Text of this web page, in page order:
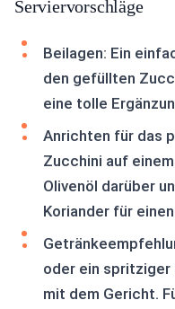
Serviervorschläge
Beilagen: Ein
den gefüllten
eine tolle
Anrichten für das
Zucchini auf
Olivenöl darüber
Koriander für
oder ein spritziger
mit dem Gericht.